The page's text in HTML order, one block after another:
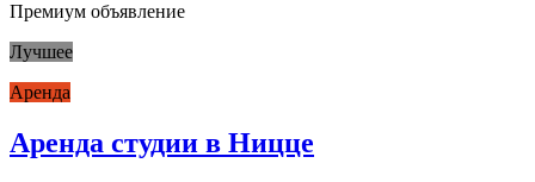
Премиум объявление
Лучшее
Аренда
Аренда студии в Ницце